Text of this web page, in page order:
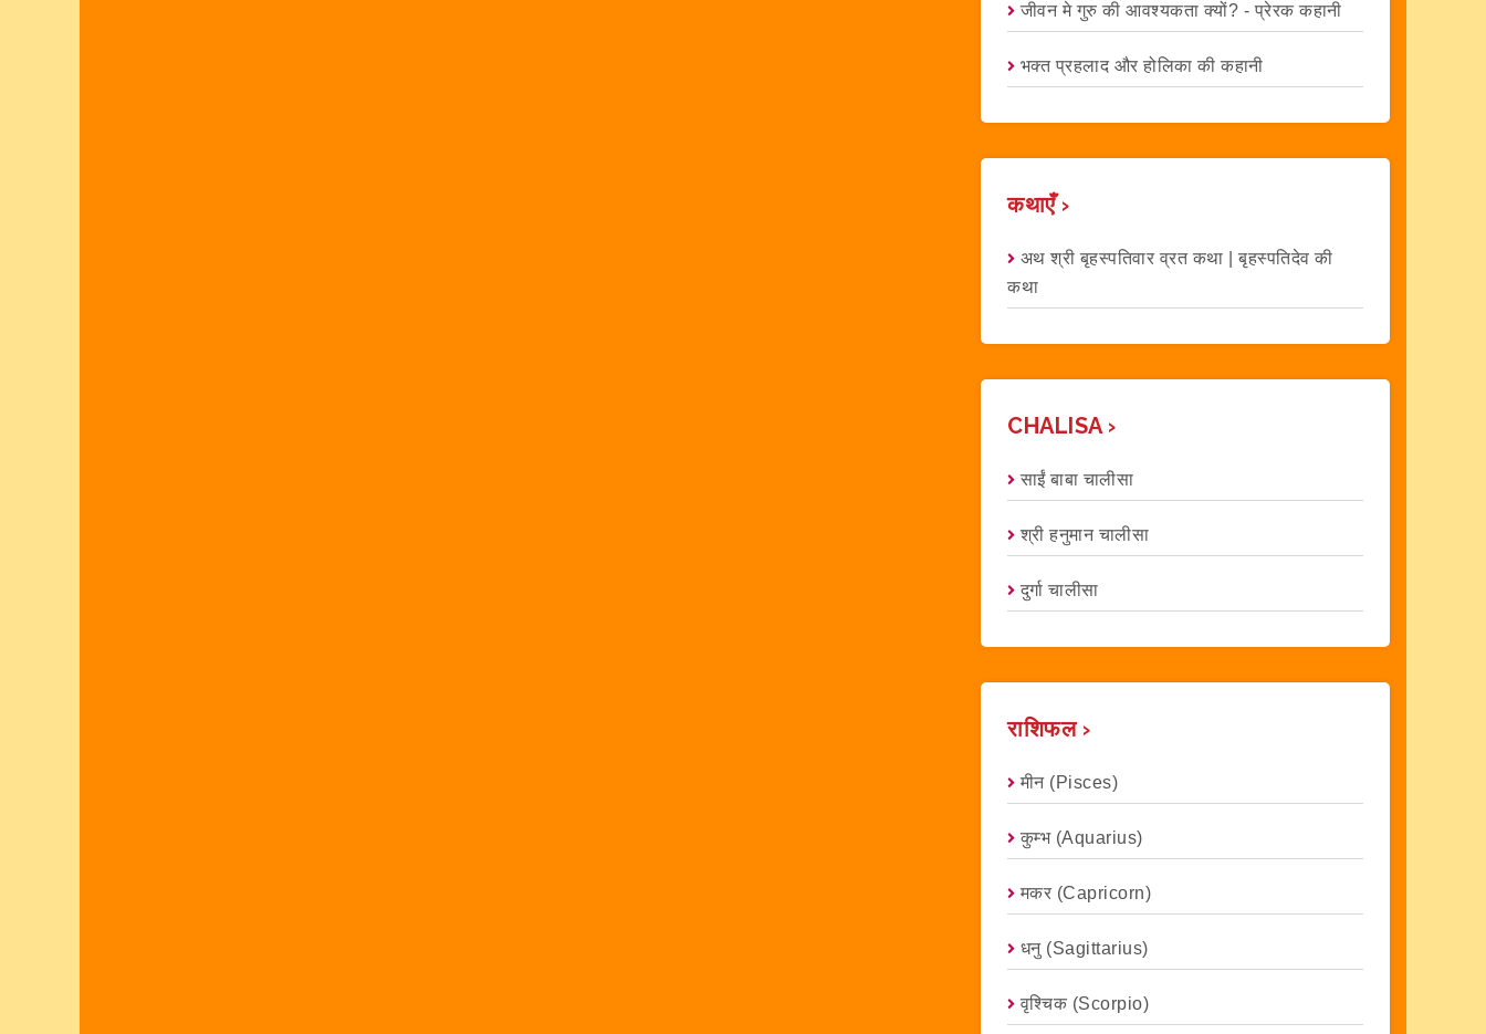
जीवन मे गुरु की आवश्यकता क्यों? - प्रेरक कहानी
भक्त प्रहलाद और होलिका की कहानी
कथाएँ ›
अथ श्री बृहस्पतिवार व्रत कथा | बृहस्पतिदेव की
कथा
CHALISA ›
साईं बाबा चालीसा
श्री हनुमान चालीसा
दुर्गा चालीसा
राशिफल ›
मीन (Pisces)
कुम्भ (Aquarius)
मकर (capricorn)
धनु (Sagittarius)
वृश्चिक (scorpio)